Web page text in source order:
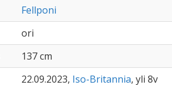
Fellponi
ori
137 cm
22.09.2023, Iso-Britannia, yli 8v